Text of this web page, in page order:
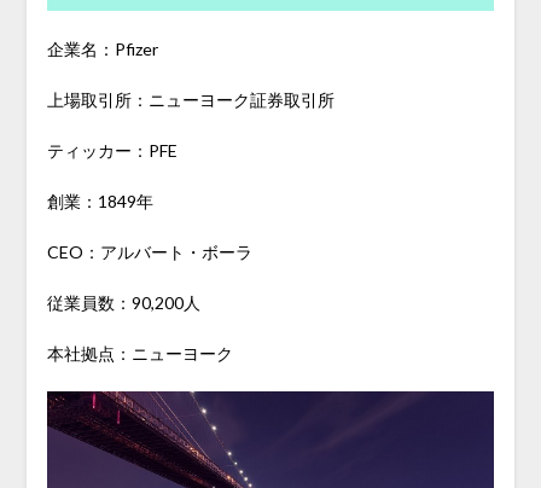
企業名：Pfizer
上場取引所：ニューヨーク証券取引所
ティッカー：PFE
創業：1849年
CEO：アルバート・ボーラ
従業員数：90,200人
本社拠点：ニューヨーク